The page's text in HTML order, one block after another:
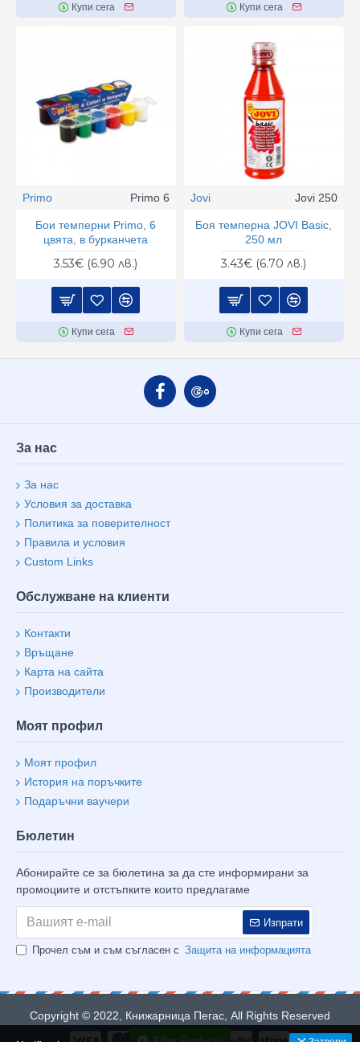
Купи сега Купи сега
Primo Primo 6
Бои темперни Primo, 6
цвята, в бурканчета
3.53€ (6.90 лв.)
Купи сега
Jovi Jovi 250
Боя темперна JOVI Basic,
250 мл
3.43€ (6.70 лв.)
Купи сега
За нас
За нас
Условия за доставка
Политика за поверителност
Правила и условия
Custom Links
Обслужване на клиенти
Контакти
Връщане
Карта на сайта
Производители
Моят профил
Моят профил
История на поръчките
Подаръчни ваучери
Бюлетин
Абонирайте се за бюлетина за да сте информирани за
промоциите и отстъпките които предлагаме
Изпрати
Прочел съм и съм съгласен с Защита на информацията
Copyright © 2022, Книжарница Пегас, All Rights Reserved